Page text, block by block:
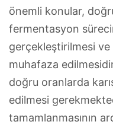
önemli konular,
fermentasyon
gerçekleştirilmesi
muhafaza
doğru oranlarda
edilmesi
tamamlanmasının